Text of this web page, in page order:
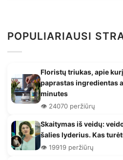
POPULIARIAUSI
Floristų triukas, apie
paprastas ingredientas
minutes
👁️ 24070 peržiūrų
Skaitymas iš veidų:
šalies lyderius. Kas
👁️ 19919 peržiūrų